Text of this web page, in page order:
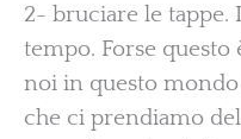
2- bruciare le
tempo. Forse
noi in questo
che ci prendiamo